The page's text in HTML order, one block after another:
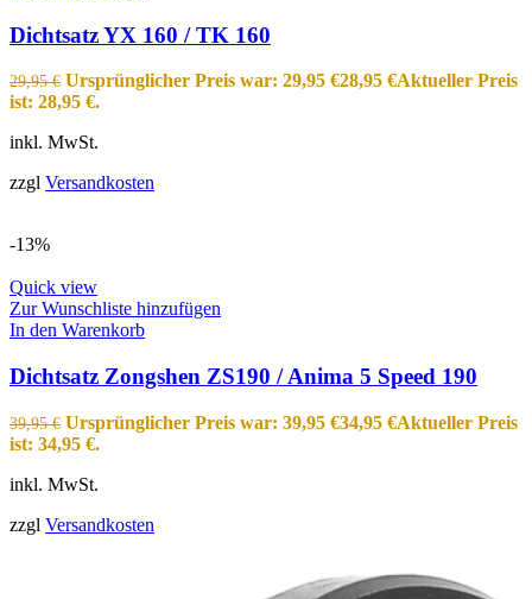
Dichtsatz YX 160 / TK 160
29,95€ Ursprünglicher Preis war: 29,95 €28,95 €Aktueller Preis
ist: 28,95 €.
inkl. MwSt.
zzgl Versandkosten
-13%
Quick view
Zur Wunschliste hinzufügen
In den Warenkorb
Dichtsatz Zongshen ZS190 / Anima 5 Speed 190
39,95€ Ursprünglicher Preis war: 39,95 €34,95 €Aktueller Preis
ist: 34,95 €.
inkl. MwSt.
zzgl Versandkosten